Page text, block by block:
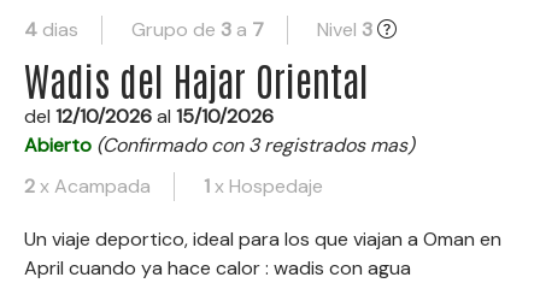
4 dias Grupo de 3 a 7 Nivel 3
Wadis del Hajar Oriental
del 12/10/2026al 15/10/2026
Abierto (Confirmado con 3 registrados mas)
2x Acampada 1x Hospedaje
Un viaje deportico, ideal para los que viajan a Oman en
April cuando ya hace calor : wadis con agua